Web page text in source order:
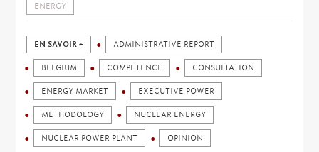
ENERGY
EN SAVOIR + ADMINISTRATIVE REPORT
BELGIUM COMPETENCE CONSULTATION
ENERGY MARKET EXECUTIVE POWER
METHODOLOGY NUCLEAR ENERGY
NUCLEAR POWER PLANT OPINION